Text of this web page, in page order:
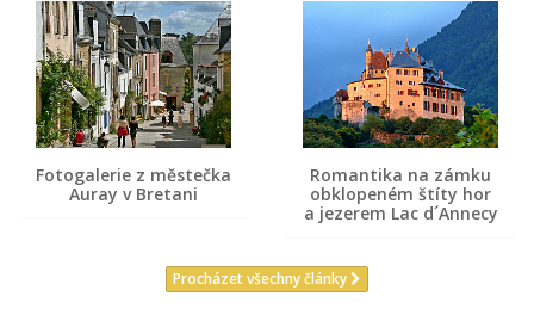
Fotogalerie z městečka
Auray v Bretani
Romantika na zámku
obklopeném štíty hor
a jezerem Lac d´Annecy
Procházet všechny články